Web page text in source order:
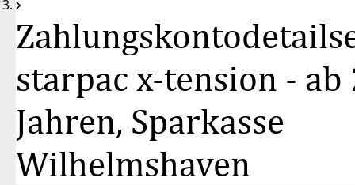
auf
100
starpac x-tension - ab
Jahren, Sparkasse
Wilhelmshaven